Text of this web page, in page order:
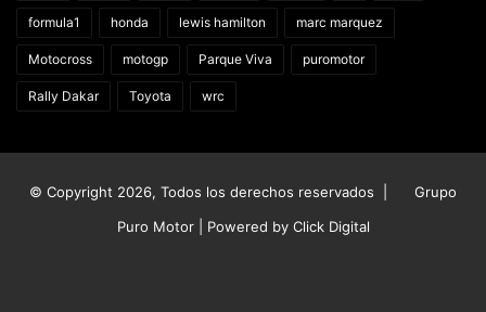
formula1 honda lewis hamilton marc marquez
Motocross motogp Parque Viva puromotor
Rally Dakar Toyota wrc
© Copyright 2026, Todos los derechos reservados |
Grupo
Puro Motor | Powered by Click Digital